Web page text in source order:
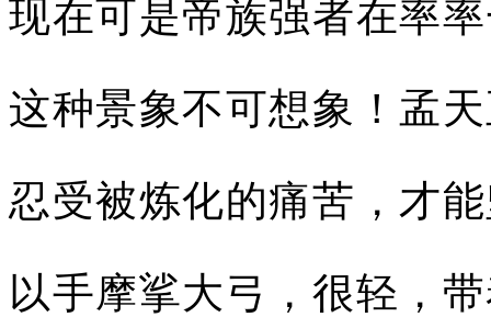
现在可是帝族强者在率
这种景象不可想象！孟
忍受被炼化的痛苦，才
以手摩挲大弓，很轻，